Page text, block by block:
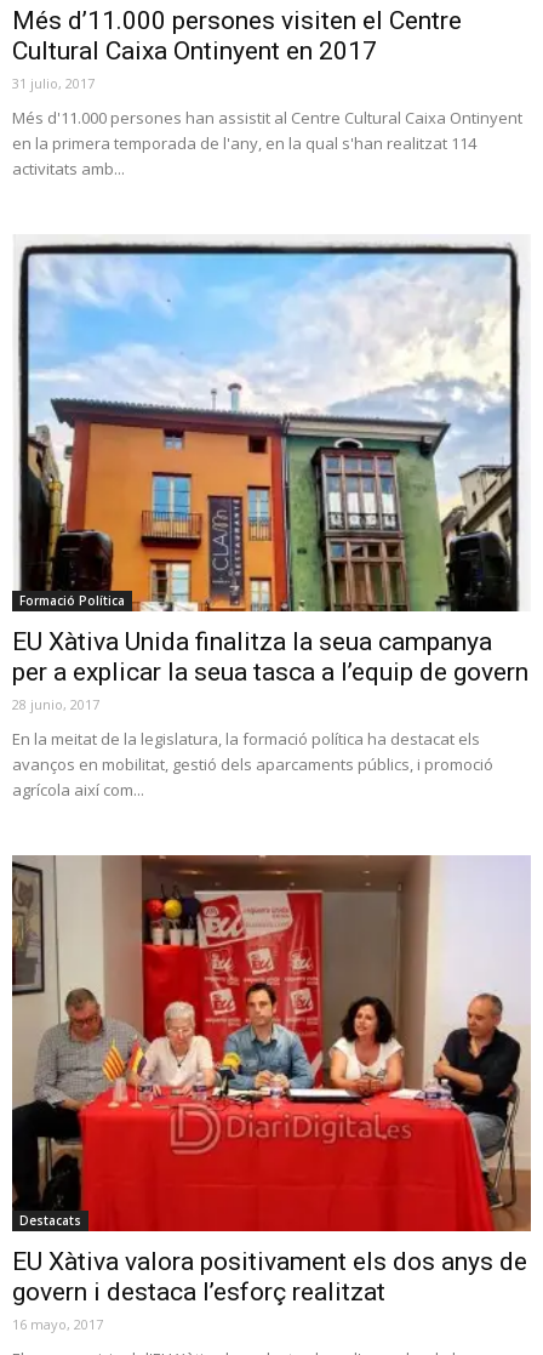
Més d’11.000 persones visiten el Centre
Cultural Caixa Ontinyent en 2017
31 julio, 2017
Més d'11.000 persones han assistit al Centre Cultural Caixa Ontinyent
en la primera temporada de l'any, en la qual s'han realitzat 114
activitats amb...
Formació Política
EU Xàtiva Unida finalitza la seua campanya
per a explicar la seua tasca a l’equip de govern
28 junio, 2017
En la meitat de la legislatura, la formació política ha destacat els
avanços en mobilitat, gestió dels aparcaments públics, i promoció
agrícola així com...
Destacats
EU Xàtiva valora positivament els dos anys de
govern i destaca l’esforç realitzat
16 mayo, 2017